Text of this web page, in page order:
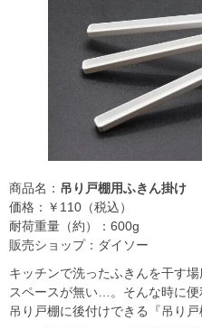
商品名： 吊り戸棚用ふきん掛け
価格：￥110（税込）
耐荷重量（約）：600g
販売ショップ：ダイソー
キッチンで洗ったふきんを干す
スペースが無い…。そんな時に
吊り戸棚に後付けできる『吊り戸